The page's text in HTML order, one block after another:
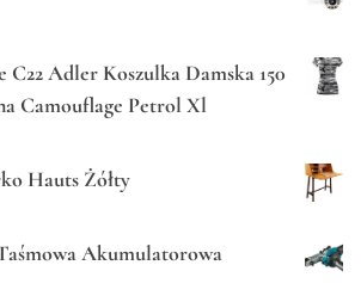
Adler Koszulka Damska 150
Camouflage Petrol Xl
Hauts Żółty
Akumulatorowa